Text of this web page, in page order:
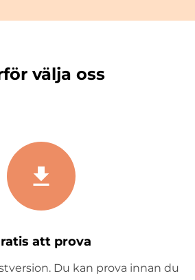
välja oss
att prova
Du kan prova innan du